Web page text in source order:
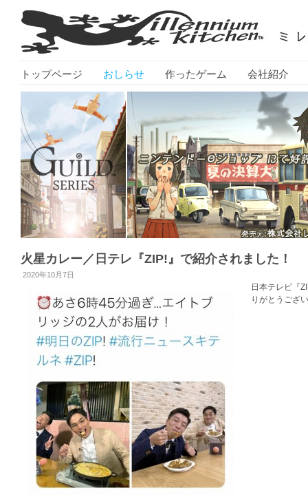
トップページ おしらせ 作ったゲーム 会社紹介
火星カレー／日テレ『ZIP!』で紹介されました！
2020年10月7日
日本テレビ『
りがとうござ